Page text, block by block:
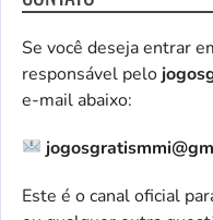
Se você deseja entrar
responsável pelo
e-mail abaixo:
Este é o canal oficial